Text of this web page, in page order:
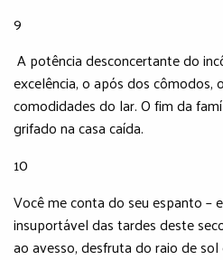
9
A potência desconcertante do
excelência, o após dos cômodos,
comodidades do lar. O fim da
grifado na casa caída.
10
Você me conta do seu espanto –
insuportável das tardes deste
ao avesso, desfruta do raio de